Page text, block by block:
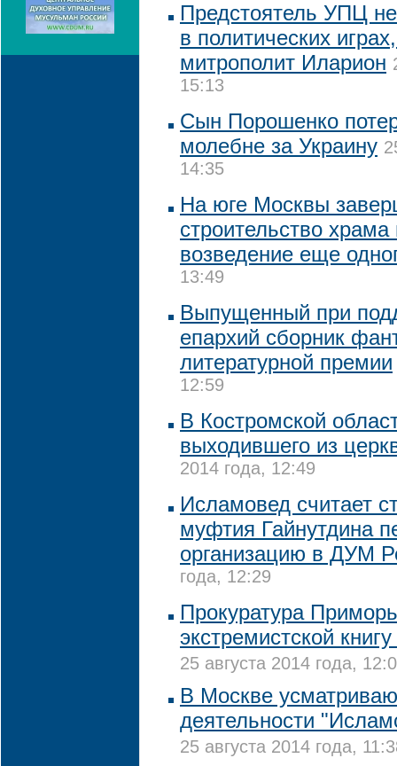
Предстоятель УПЦ
в политических
митрополит Иларион
15:13
Сын Порошенко
молебне за Украину
14:35
На юге Москвы
строительство храма
возведение еще
13:49
Выпущенный при
епархий сборник
литературной премии
12:59
В Костромской
выходившего из
2014 года, 12:49
Исламовед считает
муфтия Гайнутдина
организацию в ДУМ
года, 12:29
Прокуратура
экстремистской
25 августа 2014 года,
В Москве
деятельности
25 августа 2014 года,